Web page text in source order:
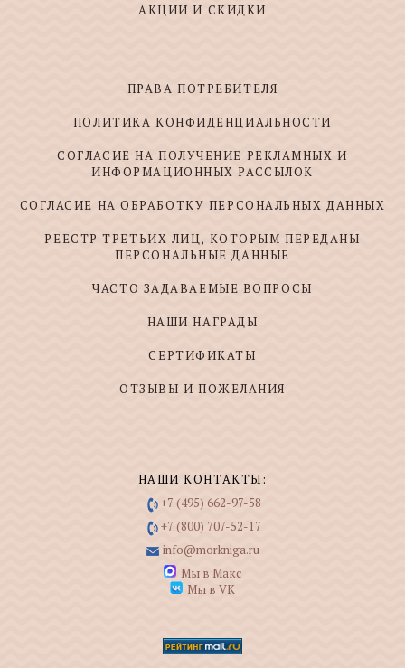
АКЦИИ И СКИДКИ
ПРАВА ПОТРЕБИТЕЛЯ
ПОЛИТИКА КОНФИДЕНЦИАЛЬНОСТИ
СОГЛАСИЕ НА ПОЛУЧЕНИЕ РЕКЛАМНЫХ И
ИНФОРМАЦИОННЫХ РАССЫЛОК
СОГЛАСИЕ НА ОБРАБОТКУ ПЕРСОНАЛЬНЫХ ДАННЫХ
РЕЕСТР ТРЕТЬИХ ЛИЦ, КОТОРЫМ ПЕРЕДАНЫ
ПЕРСОНАЛЬНЫЕ ДАННЫЕ
ЧАСТО ЗАДАВАЕМЫЕ ВОПРОСЫ
НАШИ НАГРАДЫ
СЕРТИФИКАТЫ
ОТЗЫВЫ И ПОЖЕЛАНИЯ
НАШИ КОНТАКТЫ:
+7 (495) 662-97-58
+7 (800) 707-52-17
info@morkniga.ru
Мы в Макс
Мы в VK